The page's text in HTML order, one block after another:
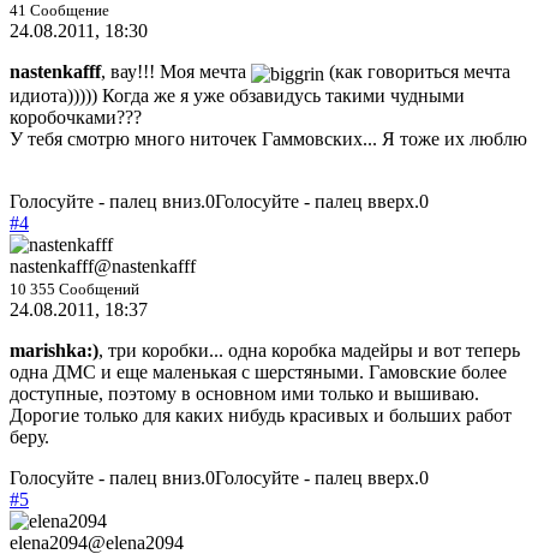
41 Сообщение
24.08.2011, 18:30
nastenkafff, вау!!! Моя мечта
(как говориться мечта
идиота))))) Когда же я уже обзавидусь такими чудными
коробочками???
У тебя смотрю много ниточек Гаммовских... Я тоже их люблю
Голосуйте - палец вниз.0Голосуйте - палец вверх.0
#4
nastenkafff@nastenkafff
10 355 Сообщений
24.08.2011, 18:37
marishka:), три коробки... одна коробка мадейры и вот теперь
одна ДМС и еще маленькая с шерстяными. Гамовские более
доступные, поэтому в основном ими только и вышиваю.
Дорогие только для каких нибудь красивых и больших работ
беру.
Голосуйте - палец вниз.0Голосуйте - палец вверх.0
#5
elena2094@elena2094